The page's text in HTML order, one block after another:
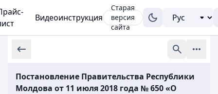
Видеоинструкция
Старая
версия
сайта
Постановление Правительства Республики
Молдова от 11 июля 2018 года № 650 «О